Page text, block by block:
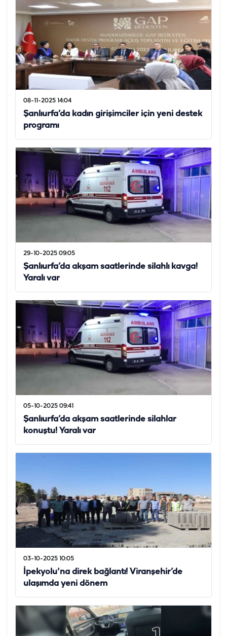
08-11-2025 14:04
Şanlıurfa’da kadın girişimciler için yeni destek
programı
29-10-2025 09:05
Şanlıurfa’da akşam saatlerinde silahlı kavga!
Yaralı var
05-10-2025 09:41
Şanlıurfa’da akşam saatlerinde silahlar
konuştu! Yaralı var
03-10-2025 10:05
İpekyolu'na direk bağlantı! Viranşehir’de
ulaşımda yeni dönem